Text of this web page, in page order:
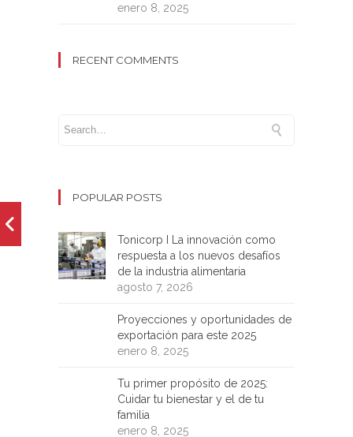
enero 8, 2025
RECENT COMMENTS
POPULAR POSTS
Tonicorp I La innovación como
respuesta a los nuevos desafíos
de la industria alimentaria
agosto 7, 2026
Proyecciones y oportunidades de
exportación para este 2025
enero 8, 2025
Tu primer propósito de 2025:
Cuidar tu bienestar y el de tu
familia
enero 8, 2025